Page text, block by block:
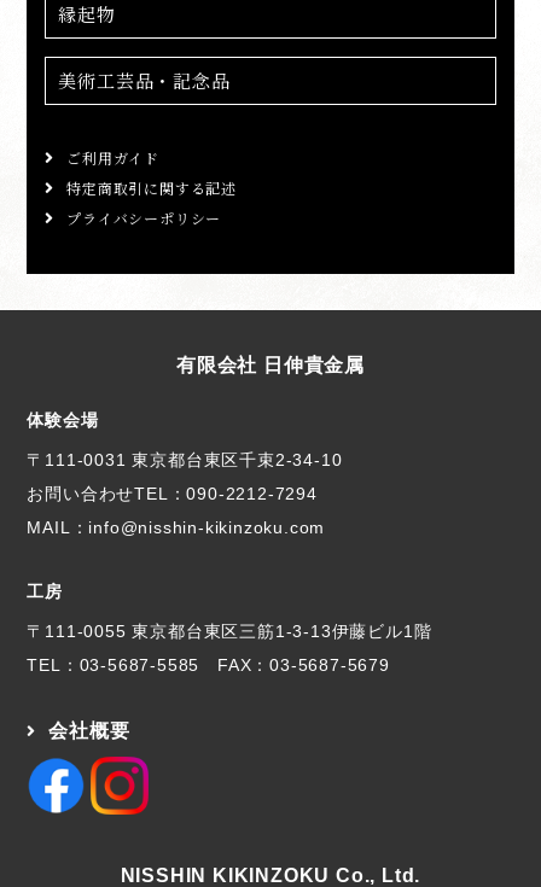
縁起物
美術工芸品・記念品
ご利用ガイド
特定商取引に関する記述
プライバシーポリシー
有限会社 日伸貴金属
体験会場
〒111-0031 東京都台東区千束2-34-10
お問い合わせTEL：090-2212-7294
MAIL：info@nisshin-kikinzoku.com
工房
〒111-0055 東京都台東区三筋1-3-13伊藤ビル1階
TEL： 03-5687-5585 FAX：03-5687-5679
会社概要
NISSHIN KIKINZOKU Co., Ltd.